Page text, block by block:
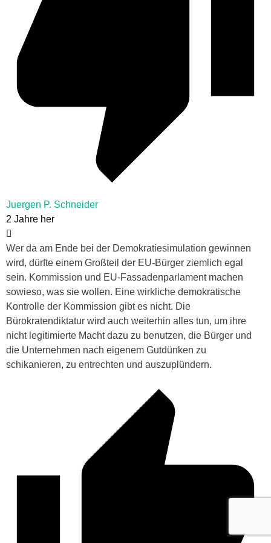
Juergen P. Schneider
2 Jahre her
Wer da am Ende bei der Demokratiesimulation gewinnen
wird, dürfte einem Großteil der EU-Bürger ziemlich egal
sein. Kommission und EU-Fassadenparlament machen
sowieso, was sie wollen. Eine wirkliche demokratische
Kontrolle der Kommission gibt es nicht. Die
Bürokratendiktatur wird auch weiterhin alles tun, um ihre
nicht legitimierte Macht dazu zu benutzen, die Bürger und
die Unternehmen nach eigenem Gutdünken zu
schikanieren, zu entrechten und auszuplündern.